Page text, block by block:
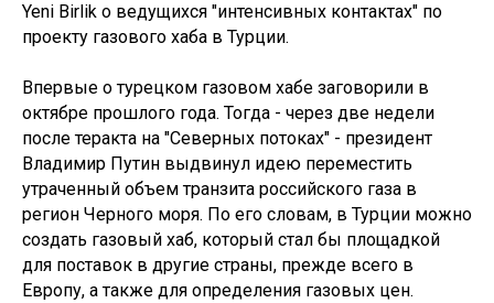
Yeni Birlik о ведущихся "интенсивных контактах" по
проекту газового хаба в Турции.
Впервые о турецком газовом хабе заговорили в
октябре прошлого года. Тогда - через две недели
после теракта на "Северных потоках" - президент
Владимир Путин выдвинул идею переместить
утраченный объем транзита российского газа в
регион Черного моря. По его словам, в Турции можно
создать газовый хаб, который стал бы площадкой
для поставок в другие страны, прежде всего в
Европу, а также для определения газовых цен.